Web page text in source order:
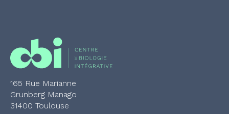
165 Rue Marianne
Grunberg Manago
31400 Toulouse